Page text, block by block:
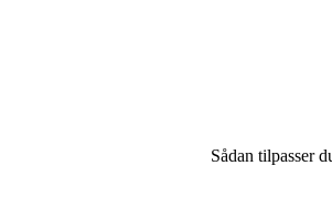
Sådan tilpasser